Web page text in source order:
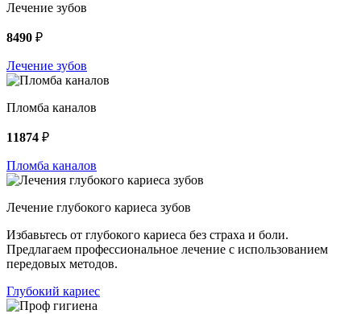
Лечение зубов
8490 ₽
Лечение зубов
Пломба каналов
11874 ₽
Пломба каналов
Лечение глубокого кариеса зубов
Избавьтесь от глубокого кариеса без страха и боли.
Предлагаем профессиональное лечение с использованием
передовых методов.
Глубокий кариес